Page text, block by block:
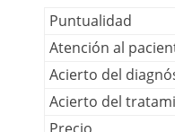
Puntualidad
Atención al
Acierto del
Acierto del